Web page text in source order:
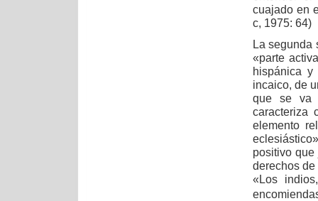
cuajado en
c, 1975: 64)
La segunda
«parte
hispánica
incaico, de
que se va
caracteriza
elemento
positivo
derechos
«Los